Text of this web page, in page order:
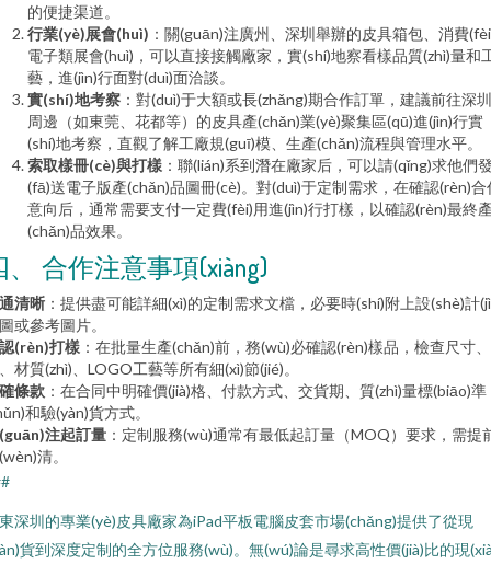
的便捷渠道。
行業(yè)展會(huì) ：關(guān)注廣州、深圳舉辦的皮具箱包、消費
電子類展會(huì)，可以直接接觸廠家，實(shí)地察看樣品質(zhì)量和
藝，進(jìn)行面對(duì)面洽談。
實(shí)地考察 ：對(duì)于大額或長(zhǎng)期合作訂單，建議前往深
周邊（如東莞、花都等）的皮具產(chǎn)業(yè)聚集區(qū)進(jìn)行實
(shí)地考察，直觀了解工廠規(guī)模、生產(chǎn)流程與管理水平。
索取樣冊(cè)與打樣 ：聯(lián)系到潛在廠家后，可以請(qǐng)求他們
(fā)送電子版產(chǎn)品圖冊(cè)。對(duì)于定制需求，在確認(rèn)合
意向后，通常需要支付一定費(fèi)用進(jìn)行打樣，以確認(rèn)最終
(chǎn)品效果。
、 合作注意事項(xiàng)
清晰 ：提供盡可能詳細(xì)的定制需求文檔，必要時(shí)附上設(shè)計
或參考圖片。
(rèn)打樣 ：在批量生產(chǎn)前，務(wù)必確認(rèn)樣品，檢查尺寸
材質(zhì)、LOGO工藝等所有細(xì)節(jié)。
條款 ：在合同中明確價(jià)格、付款方式、交貨期、質(zhì)量標(biāo)準
和驗(yàn)貨方式。
注起訂量 ：定制服務(wù)通常有最低起訂量（MOQ）要求，需提
清。
深圳的專業(yè)皮具廠家為iPad平板電腦皮套市場(chǎng)提供了從現
貨到深度定制的全方位服務(wù)。無(wú)論是尋求高性價(jià)比的現